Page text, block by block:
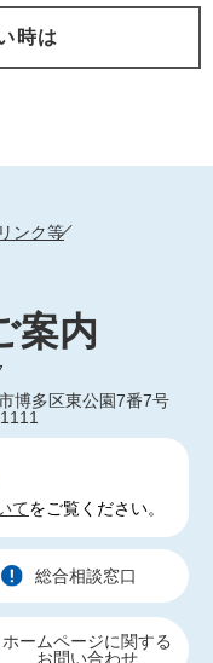
時は
ンク等
案内
博多区東公園7番7号
てをご覧ください。
総合相談窓口
ホームページに関する
お問い合わせ